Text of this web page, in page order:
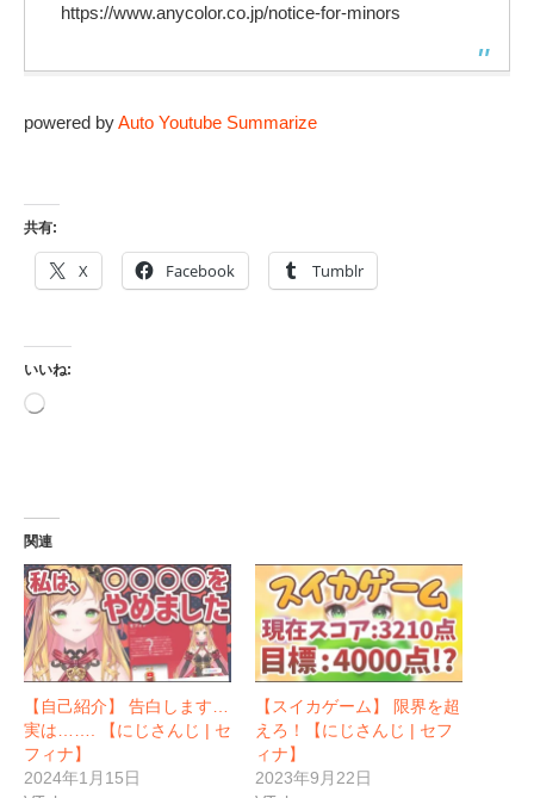
https://www.anycolor.co.jp/notice-for-minors
powered byAuto Youtube Summarize
共有:
X Facebook Tumblr
いいね:
読
関連
【自己紹介】 告白します…
実は……. 【にじさんじ | セ
フィナ】
2024年1月15日
【スイカゲーム】 限界を超
えろ！【にじさんじ | セフ
ィナ】
2023年9月22日